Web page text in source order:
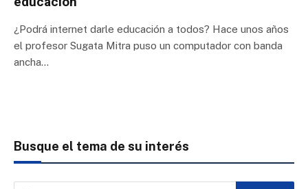
¿Podrá internet darle educación a todos? Hace unos años
el profesor Sugata Mitra puso un computador con banda
ancha…
Busque el tema de su interés